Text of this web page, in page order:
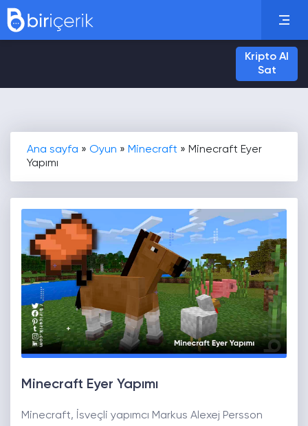
Kripto Al
Sat
Ana sayfa » Oyun » Minecraft » Minecraft Eyer
Yapımı
Minecraft Eyer Yapımı
Minecraft, İsveçli yapımcı Markus Alexej Persson